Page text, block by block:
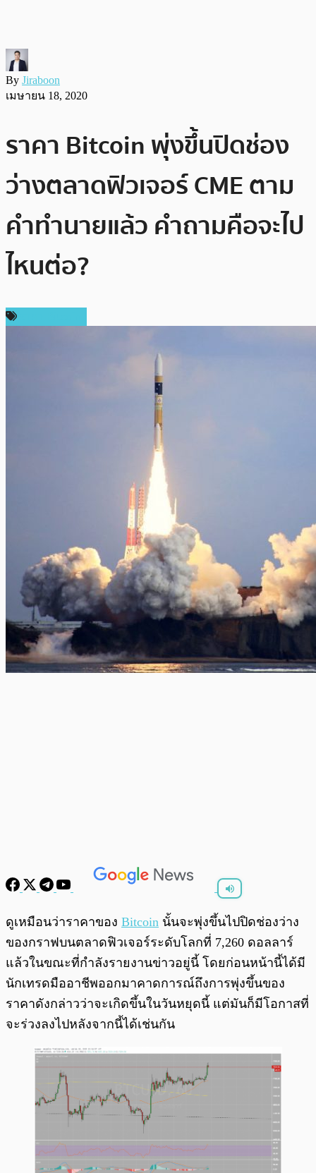
By Jiraboon
เมษายน 18, 2020
ราคา Bitcoin พุ่งขึ้นปิดช่อง
ว่างตลาดฟิวเจอร์ CME ตาม
คำทำนายแล้ว คำถามคือจะไป
ไหนต่อ?
พร้อมเล่น 0:00 / 0:00
ดูเหมือนว่าราคาของ Bitcoin นั้นจะพุ่งขึ้นไปปิดช่องว่าง
ของกราฟบนตลาดฟิวเจอร์ระดับโลกที่ 7,260 ดอลลาร์
แล้วในขณะที่กำลังรายงานข่าวอยู่นี้ โดยก่อนหน้านี้ได้มี
นักเทรดมืออาชีพออกมาคาดการณ์ถึงการพุ่งขึ้นของ
ราคาดังกล่าวว่าจะเกิดขึ้นในวันหยุดนี้ แต่มันก็มีโอกาสที่
จะร่วงลงไปหลังจากนี้ได้เช่นกัน